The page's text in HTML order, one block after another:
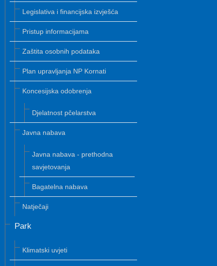
Legislativa i financijska izvješća
Pristup informacijama
Zaštita osobnih podataka
Plan upravljanja NP Kornati
Koncesijska odobrenja
Djelatnost pčelarstva
Javna nabava
Javna nabava - prethodna
savjetovanja
Bagatelna nabava
Natječaji
Park
Klimatski uvjeti